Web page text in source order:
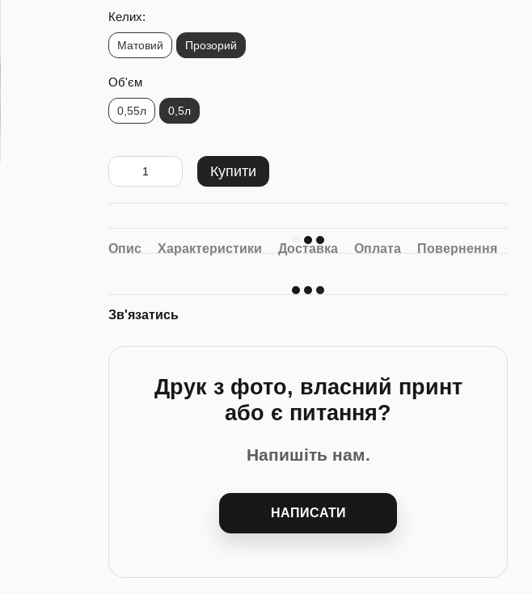
Келих:
Матовий Прозорий
Об'єм
0,55л 0,5л
Купити
Опис Характеристики Доставка Оплата Повернення
Зв'язатись
Друк з фото, власний принт
або є питання?
Напишіть нам.
НАПИСАТИ